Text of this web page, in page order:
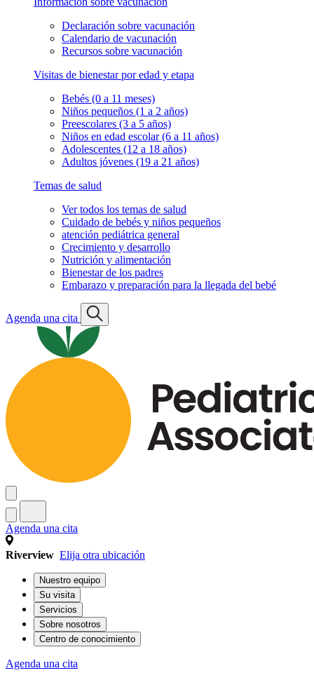
Declaración sobre vacunación
Calendario de vacunación
Recursos sobre vacunación
Visitas de bienestar por edad y etapa
Bebés (0 a 11 meses)
Niños pequeños (1 a 2 años)
Preescolares (3 a 5 años)
Niños en edad escolar (6 a 11 años)
Adolescentes (12 a 18 años)
Adultos jóvenes (19 a 21 años)
Temas de salud
Ver todos los temas de salud
Cuidado de bebés y niños pequeños
atención pediátrica general
Crecimiento y desarrollo
Nutrición y alimentación
Bienestar de los padres
Embarazo y preparación para la llegada del bebé
Agenda una cita
Agenda una cita
Riverview Elija otra ubicación
Nuestro equipo
Su visita
Servicios
Sobre nosotros
Centro de conocimiento
Agenda una cita